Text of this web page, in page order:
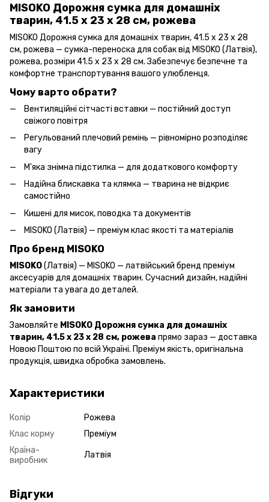
MISOKO Дорожня сумка для домашніх
тварин, 41.5 x 23 x 28 см, рожева
MISOKO Дорожня сумка для домашніх тварин, 41.5 x 23 x 28
см, рожева — сумка-переноска для собак від MISOKO (Латвія),
рожева, розміри 41.5 x 23 x 28 см. Забезпечує безпечне та
комфортне транспортування вашого улюбленця.
Чому варто обрати?
Вентиляційні сітчасті вставки — постійний доступ
свіжого повітря
Регульований плечовий ремінь — рівномірно розподіляє
вагу
М'яка знімна підстилка — для додаткового комфорту
Надійна блискавка та клямка — тварина не відкриє
самостійно
Кишені для мисок, поводка та документів
MISOKO (Латвія) — преміум клас якості та матеріалів
Про бренд MISOKO
MISOKO(Латвія) — MISOKO — латвійський бренд преміум
аксесуарів для домашніх тварин. Сучасний дизайн, надійні
матеріали та увага до деталей.
Як замовити
Замовляйте MISOKO Дорожня сумка для домашніх
тварин, 41.5 x 23 x 28 см, рожева прямо зараз — доставка
Новою Поштою по всій Україні. Преміум якість, оригінальна
продукція, швидка обробка замовлень.
Характеристики
Колір
Рожева
Клас корму
Преміум
Країна-
виробник
Латвія
Відгуки